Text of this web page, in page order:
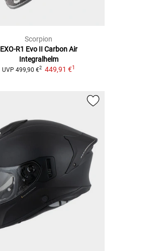
Scorpion
EXO-R1 Evo II Carbon Air
Integralhelm
UVP 499,90 €2 449,91 €1